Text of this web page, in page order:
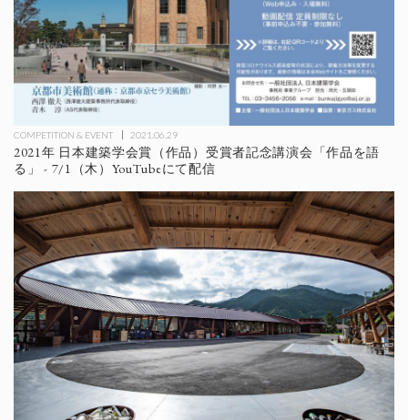
COMPETITION & EVENT 2021.06.29
2021年 日本建築学会賞（作品）受賞者記念講演会「作品を語
る」 - 7/1（木）YouTubeにて配信